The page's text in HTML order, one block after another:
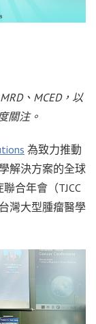
、 MCED，以
關注。
為致力推動
解決方案的全球
聯合年會 （TJCC
灣大型腫瘤醫學